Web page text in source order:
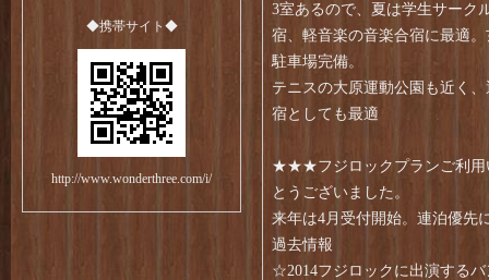
◆携帯サイト◆
http://www.wonderthree.com/i/
3室あるので、夏は学生サーク
宿、軽音楽の音楽合宿に最適
駐車場完備。
テニスの大原運動公園も近く
宿としても最適
★★★フジロックプランご利用
とうございました。
来年は4月受付開始。連泊優先
過去情報
☆2014フジロックに出演する